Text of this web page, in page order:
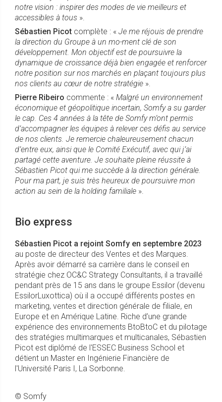
notre vision : inspirer des modes de vie meilleurs et
accessibles à tous ».
Sébastien Picot complète : « Je me réjouis de prendre
la direction du Groupe à un mo-ment clé de son
développement. Mon objectif est de poursuivre la
dynamique de croissance déjà bien engagée et renforcer
notre position sur nos marchés en plaçant toujours plus
nos clients au cœur de notre stratégie ».
Pierre Ribeiro commente : « Malgré un environnement
économique et géopolitique incertain, Somfy a su garder
le cap. Ces 4 années à la tête de Somfy m’ont permis
d’accompagner les équipes à relever ces défis au service
de nos clients. Je remercie chaleureusement chacun
d’entre eux, ainsi que le Comité Exécutif, avec qui j’ai
partagé cette aventure. Je souhaite pleine réussite à
Sébastien Picot qui me succède à la direction générale.
Pour ma part, je suis très heureux de poursuivre mon
action au sein de la holding familiale ».
Bio express
Sébastien Picot a rejoint Somfy en septembre 2023
au poste de directeur des Ventes et des Marques.
Après avoir démarré sa carrière dans le conseil en
stratégie chez OC&C Strategy Consultants, il a travaillé
pendant près de 15 ans dans le groupe Essilor (devenu
EssilorLuxottica) où il a occupé différents postes en
marketing, ventes et direction générale de filiale, en
Europe et en Amérique Latine. Riche d’une grande
expérience des environnements BtoBtoC et du pilotage
des stratégies multimarques et multicanales, Sébastien
Picot est diplômé de l'ESSEC Business School et
détient un Master en Ingénierie Financière de
l'Université Paris I, La Sorbonne.
© Somfy